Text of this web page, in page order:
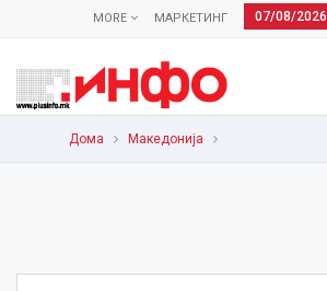
07/08/2026
МАРКЕТИНГ
MORE
Дома Македонија